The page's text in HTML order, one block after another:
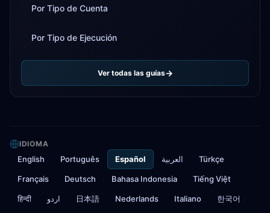
Por Tipo de Cuenta
Por Tipo de Ejecución
Ver todas las guías
IDIOMA
English Português Español العربية Türkçe
Français Deutsch Bahasa Indonesia Tiếng Việt
हिन्दी اردو 日本語 Nederlands Italiano 한국어